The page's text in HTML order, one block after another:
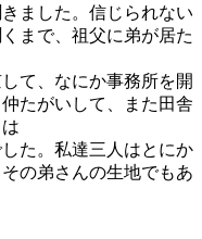
ました。信じられない
まで、祖父に弟が居た
て、なにか事務所を開
たがいして、また田舎
た。私達三人はとにか
の弟さんの生地でもあ